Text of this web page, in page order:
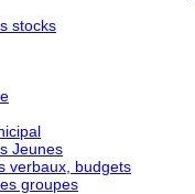
stocks
Jeunes
verbaux, budgets
groupes